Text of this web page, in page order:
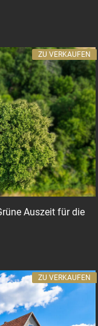
Auszeit für die
ZU VERKAUFEN
ZU VERKAUFEN